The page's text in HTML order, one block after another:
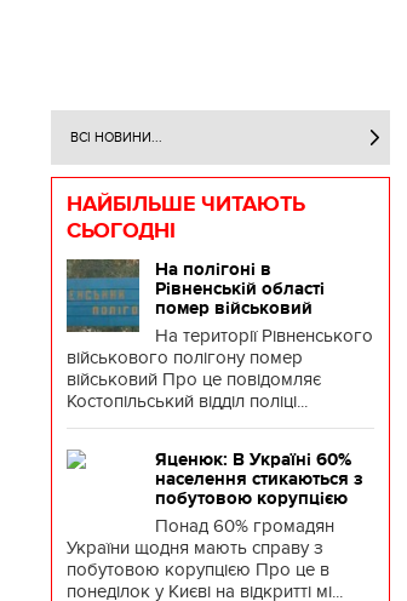
ВСІ НОВИНИ...
НАЙБІЛЬШЕ ЧИТАЮТЬ
СЬОГОДНІ
На полігоні в
Рівненській області
помер військовий
На території Рівненського
військового полігону помер
військовий Про це повідомляє
Костопільський відділ поліці...
Яценюк: В Україні 60%
населення стикаються з
побутовою корупцією
Понад 60% громадян
України щодня мають справу з
побутовою корупцією Про це в
понеділок у Києві на відкритті мі...